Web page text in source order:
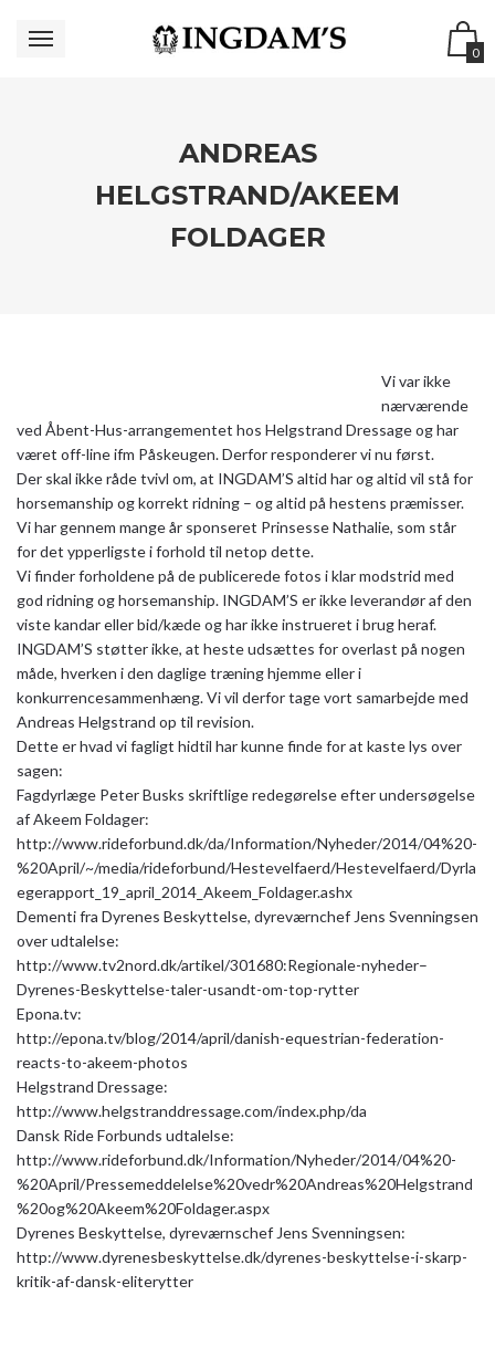
0
ANDREAS
HELGSTRAND/AKEEM
FOLDAGER
Vi var ikke
nærværende
ved Åbent-Hus-arrangementet hos Helgstrand Dressage og har
været off-line ifm Påskeugen. Derfor responderer vi nu først.
Der skal ikke råde tvivl om, at INGDAM’S altid har og altid vil stå for
horsemanship og korrekt ridning – og altid på hestens præmisser.
Vi har gennem mange år sponseret Prinsesse Nathalie, som står
for det ypperligste i forhold til netop dette.
Vi finder forholdene på de publicerede fotos i klar modstrid med
god ridning og horsemanship. INGDAM’S er ikke leverandør af den
viste kandar eller bid/kæde og har ikke instrueret i brug heraf.
INGDAM’S støtter ikke, at heste udsættes for overlast på nogen
måde, hverken i den daglige træning hjemme eller i
konkurrencesammenhæng. Vi vil derfor tage vort samarbejde med
Andreas Helgstrand op til revision.
Dette er hvad vi fagligt hidtil har kunne finde for at kaste lys over
sagen:
Fagdyrlæge Peter Busks skriftlige redegørelse efter undersøgelse
af Akeem Foldager:
http://www.rideforbund.dk/da/Information/Nyheder/2014/04%20-
%20April/~/media/rideforbund/Hestevelfaerd/Hestevelfaerd/Dyrla
egerapport_19_april_2014_Akeem_Foldager.ashx
Dementi fra Dyrenes Beskyttelse, dyreværnchef Jens Svenningsen
over udtalelse:
http://www.tv2nord.dk/artikel/301680:Regionale-nyheder–
Dyrenes-Beskyttelse-taler-usandt-om-top-rytter
Epona.tv:
http://epona.tv/blog/2014/april/danish-equestrian-federation-
reacts-to-akeem-photos
Helgstrand Dressage:
http://www.helgstranddressage.com/index.php/da
Dansk Ride Forbunds udtalelse:
http://www.rideforbund.dk/Information/Nyheder/2014/04%20-
%20April/Pressemeddelelse%20vedr%20Andreas%20Helgstrand
%20og%20Akeem%20Foldager.aspx
Dyrenes Beskyttelse, dyreværnschef Jens Svenningsen:
http://www.dyrenesbeskyttelse.dk/dyrenes-beskyttelse-i-skarp-
kritik-af-dansk-eliterytter